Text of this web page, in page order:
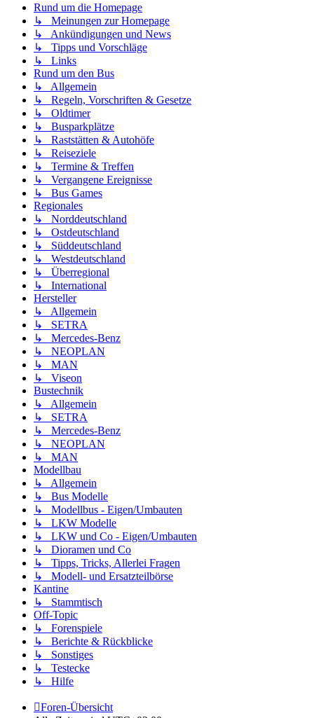
Rund um die Homepage
↳ Meinungen zur Homepage
↳ Ankündigungen und News
↳ Tipps und Vorschläge
↳ Links
Rund um den Bus
↳ Allgemein
↳ Regeln, Vorschriften & Gesetze
↳ Oldtimer
↳ Busparkplätze
↳ Raststätten & Autohöfe
↳ Reiseziele
↳ Termine & Treffen
↳ Vergangene Ereignisse
↳ Bus Games
Regionales
↳ Norddeutschland
↳ Ostdeutschland
↳ Süddeutschland
↳ Westdeutschland
↳ Überregional
↳ International
Hersteller
↳ Allgemein
↳ SETRA
↳ Mercedes-Benz
↳ NEOPLAN
↳ MAN
↳ Viseon
Bustechnik
↳ Allgemein
↳ SETRA
↳ Mercedes-Benz
↳ NEOPLAN
↳ MAN
Modellbau
↳ Allgemein
↳ Bus Modelle
↳ Modellbus - Eigen/Umbauten
↳ LKW Modelle
↳ LKW und Co - Eigen/Umbauten
↳ Dioramen und Co
↳ Tipps, Tricks, Allerlei Fragen
↳ Modell- und Ersatzteilbörse
Kantine
↳ Stammtisch
Off-Topic
↳ Forenspiele
↳ Berichte & Rückblicke
↳ Sonstiges
↳ Testecke
↳ Hilfe
Foren-Übersicht